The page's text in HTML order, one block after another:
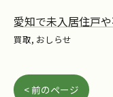
愛知で未入居住戸
買取 おしらせ
< 前のページ